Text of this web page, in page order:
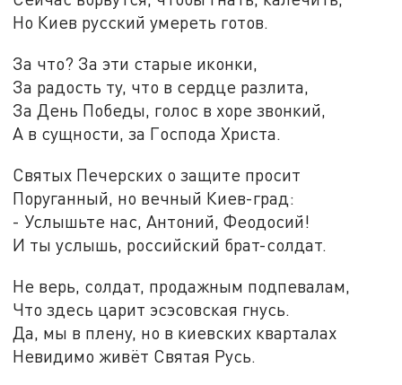
Но Киев русский умереть готов.
За что? За эти старые иконки,
За радость ту, что в сердце разлита,
За День Победы, голос в хоре звонкий,
А в сущности, за Господа Христа.
Святых Печерских о защите просит
Поруганный, но вечный Киев-град:
- Услышьте нас, Антоний, Феодосий!
И ты услышь, российский брат-солдат.
Не верь, солдат, продажным подпевалам,
Что здесь царит эсэсовская гнусь.
Да, мы в плену, но в киевских кварталах
Невидимо живёт Святая Русь.